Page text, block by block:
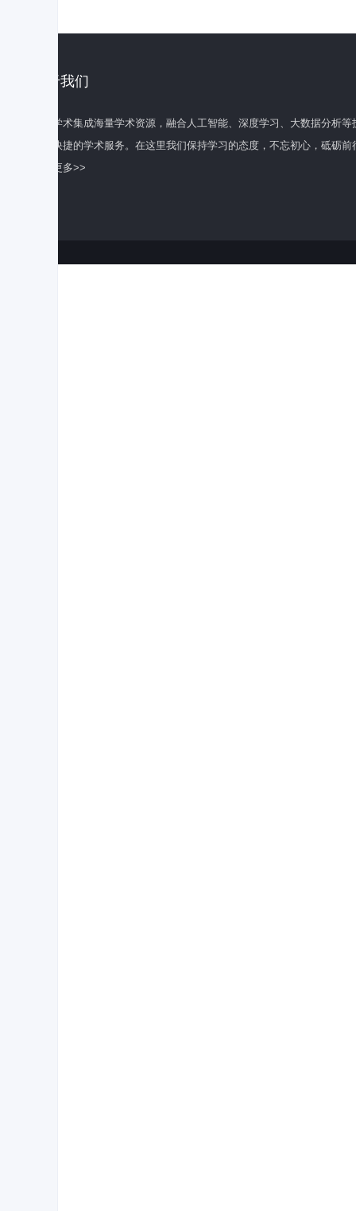
关于我们
百度学术集成海量学术资源，融合人工智能、深度学习、大数据分析
全面快捷的学术服务。在这里我们保持学习的态度，不忘初心，砥砺前
了解更多>>